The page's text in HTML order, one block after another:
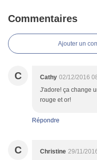
Commentaires
Ajouter un
C Cathy 02/12/2016
J'adore! ça change
rouge et or!
Répondre
C Christine 29/11/